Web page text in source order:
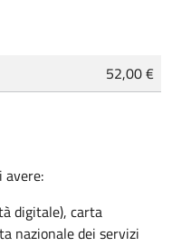
52,00 €
avere:
digitale), carta
nazionale dei servizi